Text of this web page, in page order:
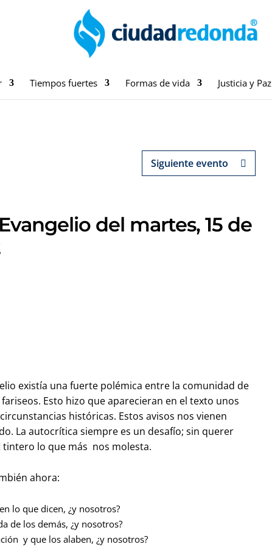
Tiempos fuertes Formas de vida Justicia y Paz
Siguiente evento
del martes, 15 de
existía una fuerte polémica entre la comunidad de
Esto hizo que aparecieran en el texto unos
históricas. Estos avisos nos vienen
La autocrítica siempre es un desafío; sin querer
lo que más nos molesta.
ahora:
lo que dicen, ¿y nosotros?
de los demás, ¿y nosotros?
y que los alaben, ¿y nosotros?